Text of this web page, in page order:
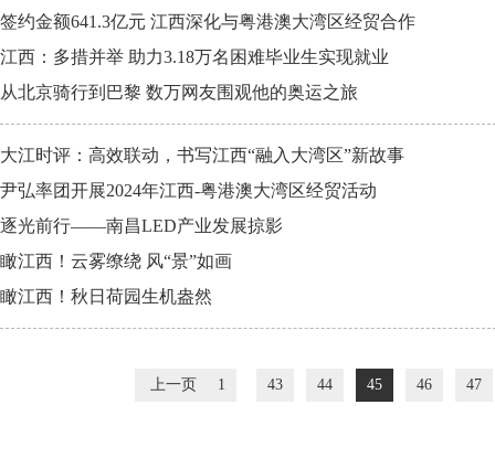
签约金额641.3亿元 江西深化与粤港澳大湾区经贸合作
江西：多措并举 助力3.18万名困难毕业生实现就业
从北京骑行到巴黎 数万网友围观他的奥运之旅
大江时评：高效联动，书写江西“融入大湾区”新故事
尹弘率团开展2024年江西-粤港澳大湾区经贸活动
逐光前行——南昌LED产业发展掠影
瞰江西！云雾缭绕 风“景”如画
瞰江西！秋日荷园生机盎然
上一页 1 43 44 45 46 47